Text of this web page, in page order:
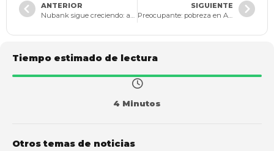
ANTERIOR
Nubank sigue creciendo: ahora ofrecerá cuentas de ahorro en México.
SIGUIENTE
Preocupante: pobreza en América Latina cerrará 2022 en el 32,1%.
Tiempo estimado de lectura
4 Minutos
Otros temas de noticias